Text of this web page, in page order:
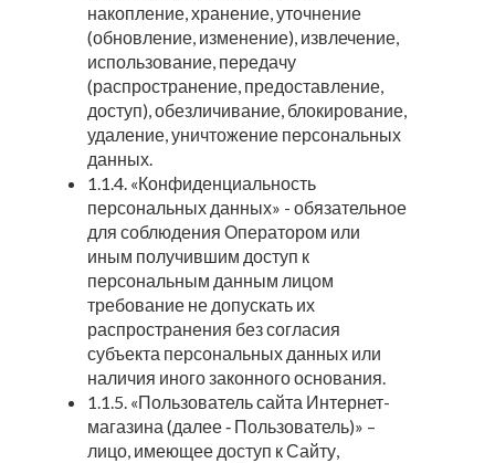
накопление, хранение, уточнение
(обновление, изменение), извлечение,
использование, передачу
(распространение, предоставление,
доступ), обезличивание, блокирование,
удаление, уничтожение персональных
данных.
1.1.4. «Конфиденциальность
персональных данных» - обязательное
для соблюдения Оператором или
иным получившим доступ к
персональным данным лицом
требование не допускать их
распространения без согласия
субъекта персональных данных или
наличия иного законного основания.
1.1.5. «Пользователь сайта Интернет-
магазина (далее ‑ Пользователь)» –
лицо, имеющее доступ к Сайту,